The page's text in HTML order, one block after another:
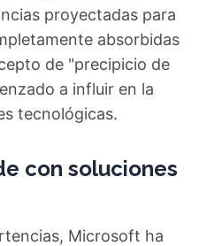
proyectadas para
absorbidas
de "precipicio de
a influir en la
tecnológicas.
con soluciones
Microsoft ha